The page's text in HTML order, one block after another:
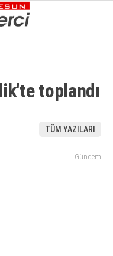
toplandı
TÜM YAZILARI
Gündem